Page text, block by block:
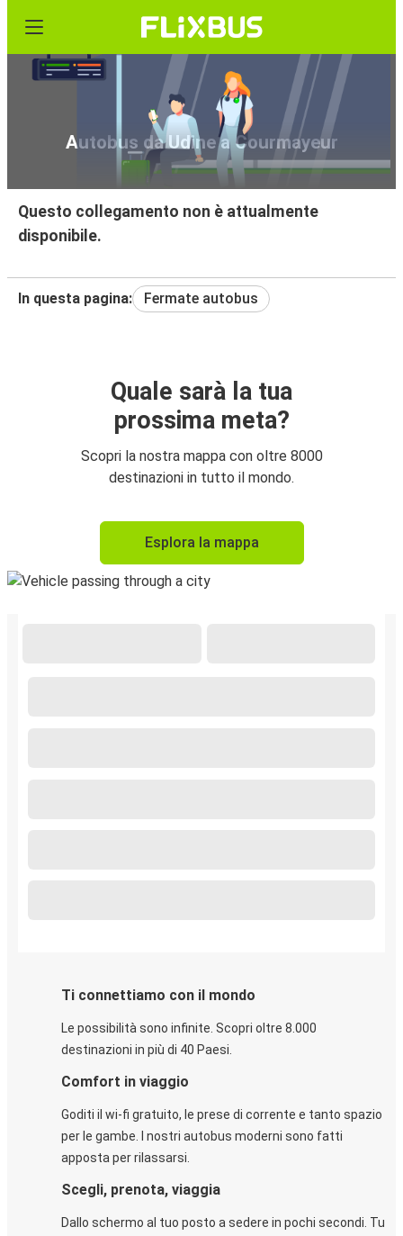
Autobus da Udine a Courmayeur
Questo collegamento non è attualmente
disponibile.
In questa pagina: Fermate autobus
Quale sarà la tua
prossima meta?
Scopri la nostra mappa con oltre 8000
destinazioni in tutto il mondo.
Esplora la mappa
Ti connettiamo con il mondo
Le possibilità sono infinite. Scopri oltre 8.000
destinazioni in più di 40 Paesi.
Comfort in viaggio
Goditi il wi-fi gratuito, le prese di corrente e tanto spazio
per le gambe. I nostri autobus moderni sono fatti
apposta per rilassarsi.
Scegli, prenota, viaggia
Dallo schermo al tuo posto a sedere in pochi secondi. Tu